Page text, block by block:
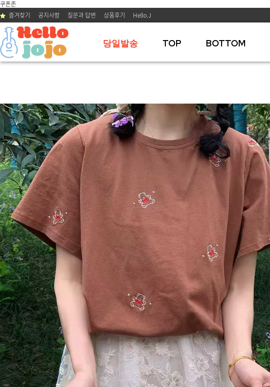
쿠폰존
즐겨찾기 공지사항 질문과 답변 상품후기 Hello.J
당일발송 TOP BOTTOM